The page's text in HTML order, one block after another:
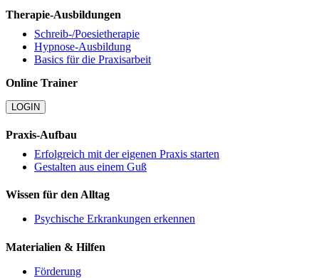
Therapie-Ausbildungen
Schreib-/Poesietherapie
Hypnose-Ausbildung
Basics für die Praxisarbeit
Online Trainer
LOGIN
Praxis-Aufbau
Erfolgreich mit der eigenen Praxis starten
Gestalten aus einem Guß
Wissen für den Alltag
Psychische Erkrankungen erkennen
Materialien & Hilfen
Förderung